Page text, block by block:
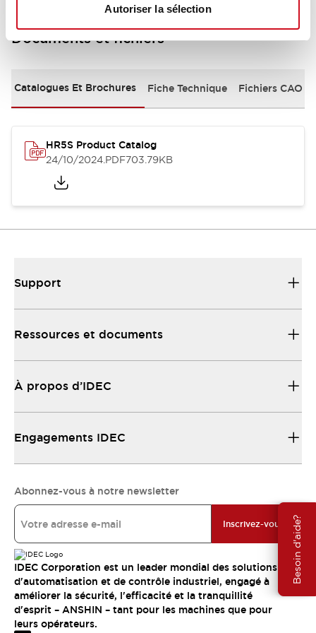
Autoriser la sélection
Besoin d'aide?
Documents et fichiers
Catalogues Et Brochures Fiche Technique Fichiers CAO
HR5S Product Catalog
24/10/2024.PDF703.79KB
Support
Ressources et documents
À propos d’IDEC
Engagements IDEC
Abonnez-vous à notre newsletter
Inscrivez-vous
IDEC Corporation est un leader mondial des solutions
d'automatisation et de contrôle industriel, engagé à
améliorer la sécurité, l'efficacité et la tranquillité
d'esprit – ANSHIN – tant pour les machines que pour
leurs opérateurs.